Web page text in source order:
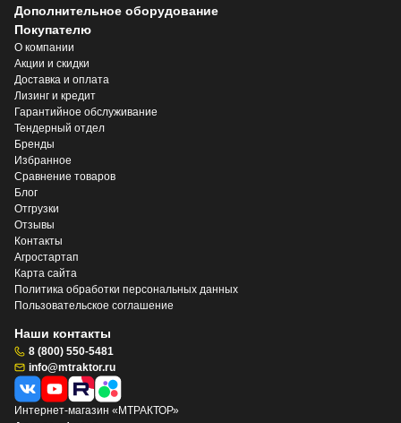
Дополнительное оборудование
Покупателю
О компании
Акции и скидки
Доставка и оплата
Лизинг и кредит
Гарантийное обслуживание
Тендерный отдел
Бренды
Избранное
Сравнение товаров
Блог
Отгрузки
Отзывы
Контакты
Агростартап
Карта сайта
Политика обработки персональных данных
Пользовательское соглашение
Наши контакты
8 (800) 550-5481
info@mtraktor.ru
Интернет-магазин «МТРАКТОР»